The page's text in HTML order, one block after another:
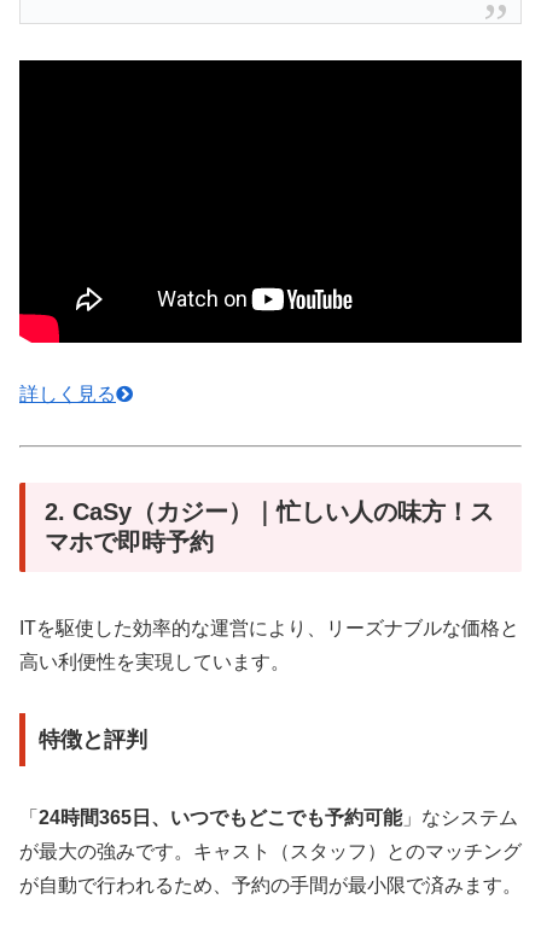
詳しく見る
2. CaSy（カジー）｜忙しい人の味方！ス
マホで即時予約
ITを駆使した効率的な運営により、リーズナブルな価格と
高い利便性を実現しています。
特徴と評判
「 24時間365日、いつでもどこでも予約可能」なシステム
が最大の強みです。キャスト（スタッフ）とのマッチング
が自動で行われるため、予約の手間が最小限で済みます。